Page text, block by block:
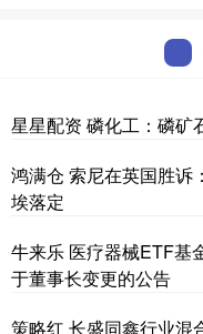
星星配资 磷化工：磷矿
鸿满仓 索尼在英国胜诉
埃落定
牛来乐 医疗器械ETF基
于董事长变更的公告
策略红 长盛同鑫行业混